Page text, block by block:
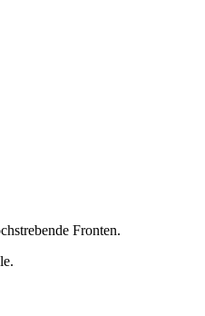
Fronten.